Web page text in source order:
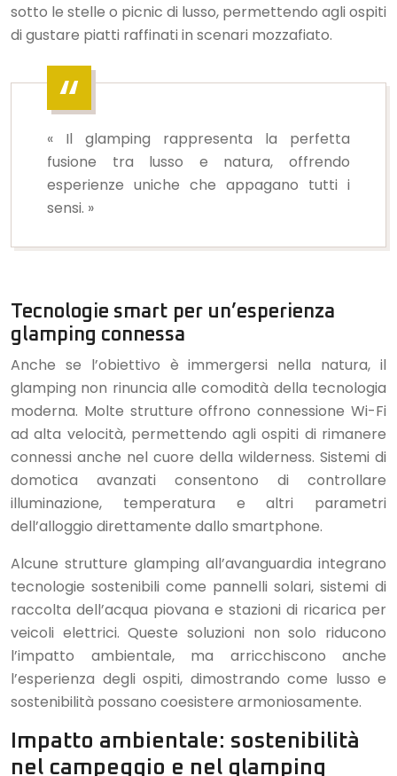
sotto le stelle o picnic di lusso, permettendo agli ospiti
di gustare piatti raffinati in scenari mozzafiato.
« Il glamping rappresenta la perfetta
fusione tra lusso e natura, offrendo
esperienze uniche che appagano tutti i
sensi. »
Tecnologie smart per un’esperienza
glamping connessa
Anche se l’obiettivo è immergersi nella natura, il
glamping non rinuncia alle comodità della tecnologia
moderna. Molte strutture offrono connessione Wi-Fi
ad alta velocità, permettendo agli ospiti di rimanere
connessi anche nel cuore della wilderness. Sistemi di
domotica avanzati consentono di controllare
illuminazione, temperatura e altri parametri
dell’alloggio direttamente dallo smartphone.
Alcune strutture glamping all’avanguardia integrano
tecnologie sostenibili come pannelli solari, sistemi di
raccolta dell’acqua piovana e stazioni di ricarica per
veicoli elettrici. Queste soluzioni non solo riducono
l’impatto ambientale, ma arricchiscono anche
l’esperienza degli ospiti, dimostrando come lusso e
sostenibilità possano coesistere armoniosamente.
Impatto ambientale: sostenibilità
nel campeggio e nel glamping